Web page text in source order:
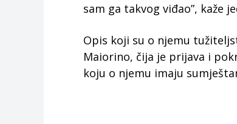
sam ga takvog viđao”, kaže
Opis koji su o njemu
Maiorino, čija je prijava i
koju o njemu imaju